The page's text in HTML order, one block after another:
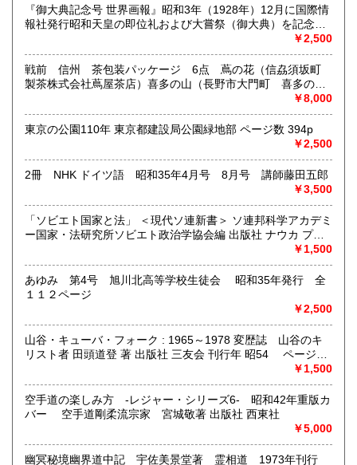
古本・骨董品の出張買取のお申込み・ご予約は、お電話・ま
たはメールにて承っております。 お気軽にお問合わせくださ
出張費は無料です。旧家、蔵のあるお宅、昭和40年以前の古
いお宅の買取は、遠方でも大歓迎です。
社会科学、美術工芸、古典籍、近代文献、外国書
『御大典記念号 世界画報』昭和3年（1928年）12月に国際情
報社発行昭和天皇の即位礼および大嘗祭（御大典）を記念す
るグラフ雑誌の臨時増刊号です。当時の儀式の様子や関連行
事を写した貴重な写真や解説が多数収録されています。
￥2,500
戦前 信州 茶包装パッケージ 6点 蔦の花（信劦須坂町
製茶株式会社蔦屋茶店）喜多の山（長野市大門町 喜多の園
本店）西沢園（長野県中堅町 西澤園本舗）梅の花（信州須
坂市梅の園茶店）奈良此園（信州中野町 西澤茶舗）美泉瀧
（信州長野市新町 茶間屋美濃久商店）瀧の音（信濃吉田本
￥8,000
東京の公園110年 東京都建設局公園緑地部 ページ数 394p
￥2,500
2冊 NHK ドイツ語 昭和35年4月号 8月号 講師藤田五郎
￥3,500
「ソビエト国家と法」 ＜現代ソ連新書＞ ソ連邦科学アカデミ
ー国家・法研究所ソビエト政治学協会編 出版社 ナウカ プロ
￥1,500
あゆみ 第4号 旭川北高等学校生徒会 昭和35年発行 全
１１２ページ
￥2,500
山谷・キューバ・フォーク : 1965～1978 変歴誌 山谷のキ
リスト者 田頭道登 著 出版社 三友会 刊行年 昭54 ページ数
￥1,500
空手道の楽しみ方 -レジャー・シリーズ6- 昭和42年重版カ
バー 空手道剛柔流宗家 宮城敬著 出版社 西東社
￥5,000
幽冥秘境幽界道中記 宇佐美景堂著 霊相道 1973年刊行